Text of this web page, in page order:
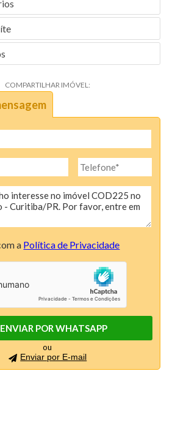
COMPARTILHAR IMÓVEL:
a Política de Privacidade
POR WHATSAPP
ou
Enviar por E-mail